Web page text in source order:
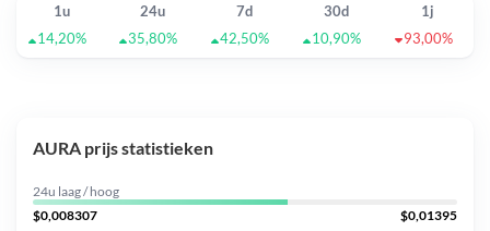
1u 24u 7d 30d
1j
14,20%
35,80% 42,50% 10,90% 93,00%
AURA prijs statistieken
24u laag / hoog
$0,008307
$0,01395